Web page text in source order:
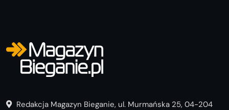
Redakcja Magazyn Bieganie, ul. Murmańska 25, 04-204